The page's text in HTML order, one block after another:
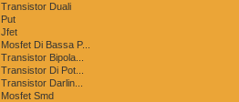
Transistor Duali
Put
Jfet
Mosfet Di Bassa P...
Transistor Bipola...
Transistor Di Pot...
Transistor Darlin...
Mosfet Smd